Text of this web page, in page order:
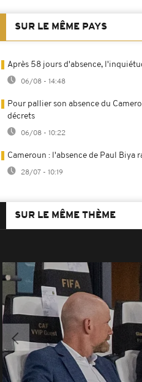
SUR LE MÊME PAYS
Après 58 jours d'absence,
06/08 - 14:48
Pour pallier son absence du
décrets
06/08 - 10:22
Cameroun : l'absence de Paul Biya
28/07 - 10:19
SUR LE MÊME THÈME